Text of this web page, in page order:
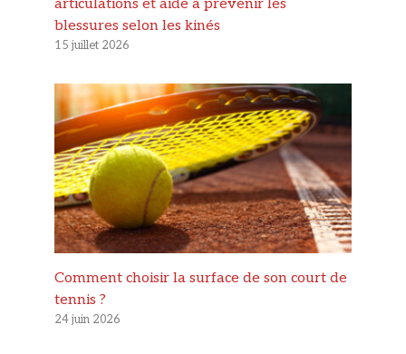
articulations et aide à prévenir les
blessures selon les kinés
15 juillet 2026
Comment choisir la surface de son court de
tennis ?
24 juin 2026